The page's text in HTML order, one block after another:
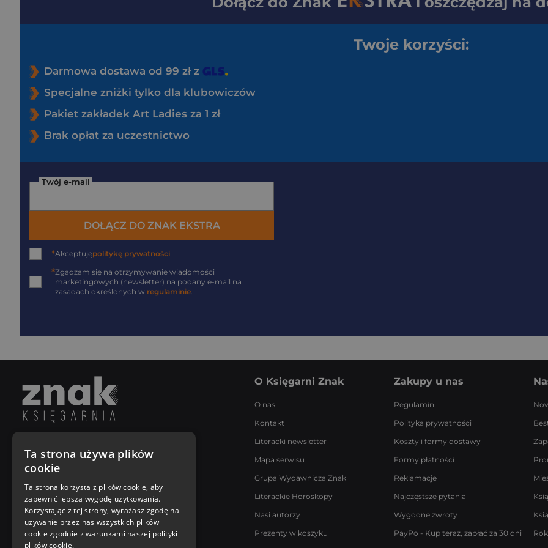
Twoje korzyści:
Darmowa dostawa od 99 zł z
Specjalne zniżki tylko dla klubowiczów
Pakiet zakładek Art Ladies za 1 zł
Brak opłat za uczestnictwo
Twój e-mail
DOŁĄCZ DO ZNAK EKSTRA
*Akceptujępolitykę prywatności
*Zgadzam się na otrzymywanie wiadomości
marketingowych (newsletter) na podany e-mail na
zasadach określonych w regulaminie.
Poniedziałek - Piątek
8:00 - 18:00
[email protected]
Bądź z nami na bieżąco
O Księgarni Znak
O nas
Kontakt
Literacki newsletter
Mapa serwisu
Grupa Wydawnicza Znak
Literackie Horoskopy
Nasi autorzy
Prezenty w koszyku
Zakupy u nas
Regulamin
Polityka prywatności
Koszty i formy dostawy
Formy płatności
Reklamacje
Najczęstsze pytania
Wygodne zwroty
PayPo - Kup teraz, zapłać za 30 dni
Ta strona używa plików
cookie
Ta strona korzysta z plików cookie, aby
zapewnić lepszą wygodę użytkowania.
Korzystając z tej strony, wyrażasz zgodę na
używanie przez nas wszystkich plików
cookie zgodnie z warunkami naszej polityki
plików cookie.